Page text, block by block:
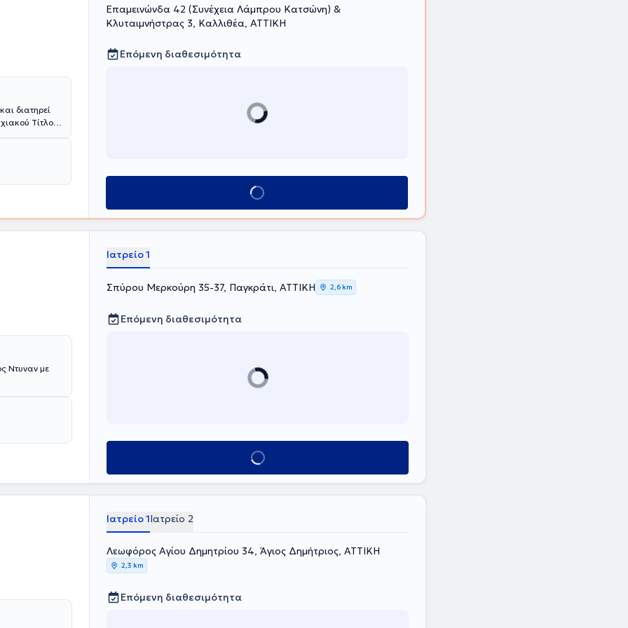
διατηρεί
Τίτλου
και έχει
και triplex
Επαμεινώνδα 42 (Συνέχεια Λάμπρου Κατσώνη) &
Κλυταιμνήστρας 3, Καλλιθέα, ΑΤΤΙΚΗ
Επόμενη διαθεσιμότητα
Κλείσε ραντεβού
Ντυναν με
Ιατρείο 1
Σπύρου Μερκούρη 35-37, Παγκράτι, ΑΤΤΙΚΗ 2,6 km
Επόμενη διαθεσιμότητα
Κλείσε ραντεβού
Ιατρείο 1Ιατρείο 2
Λεωφόρος Αγίου Δημητρίου 34, Άγιος Δημήτριος, ΑΤΤΙΚΗ
2,3 km
Επόμενη διαθεσιμότητα